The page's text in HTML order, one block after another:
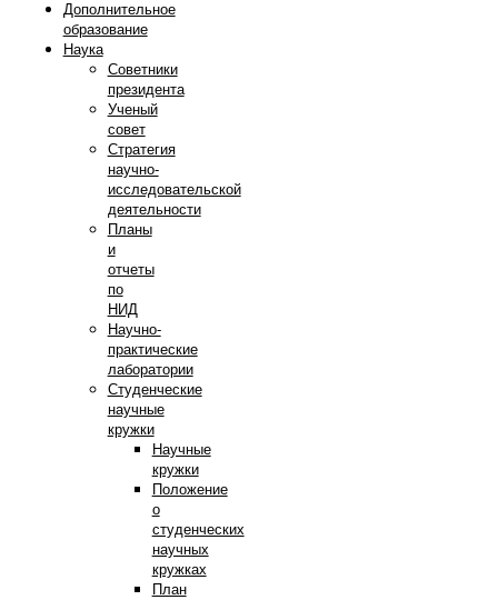
Дополнительное
образование
Наука
Советники
президента
Ученый
совет
Стратегия
научно-
исследовательской
деятельности
Планы
и
отчеты
по
НИД
Научно-
практические
лаборатории
Студенческие
научные
кружки
Научные
кружки
Положение
о
студенческих
научных
кружках
План